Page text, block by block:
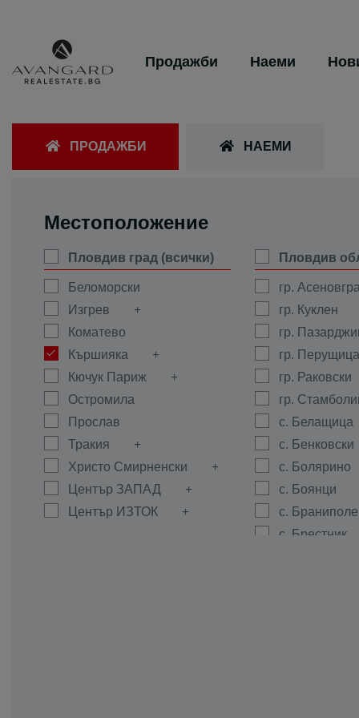
Продажби Наеми
ПРОДАЖБИ НАЕМИ
Местоположение
Пловдив град (всички)
Беломорски
Изгрев
Коматево
Кършияка
Кючук Париж
Остромила
Прослав
Тракия
Христо Смирненски
Център ЗАПАД
Център ИЗТОК
Пловдив
гр.
гр. Куклен
гр.
гр. Перущица
гр. Раковски
гр.
с. Белащица
с. Бенковски
с. Болярино
с. Боянци
с. Браниполе
с. Брестник